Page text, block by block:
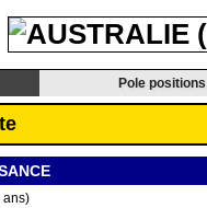
Pole positions
ans)